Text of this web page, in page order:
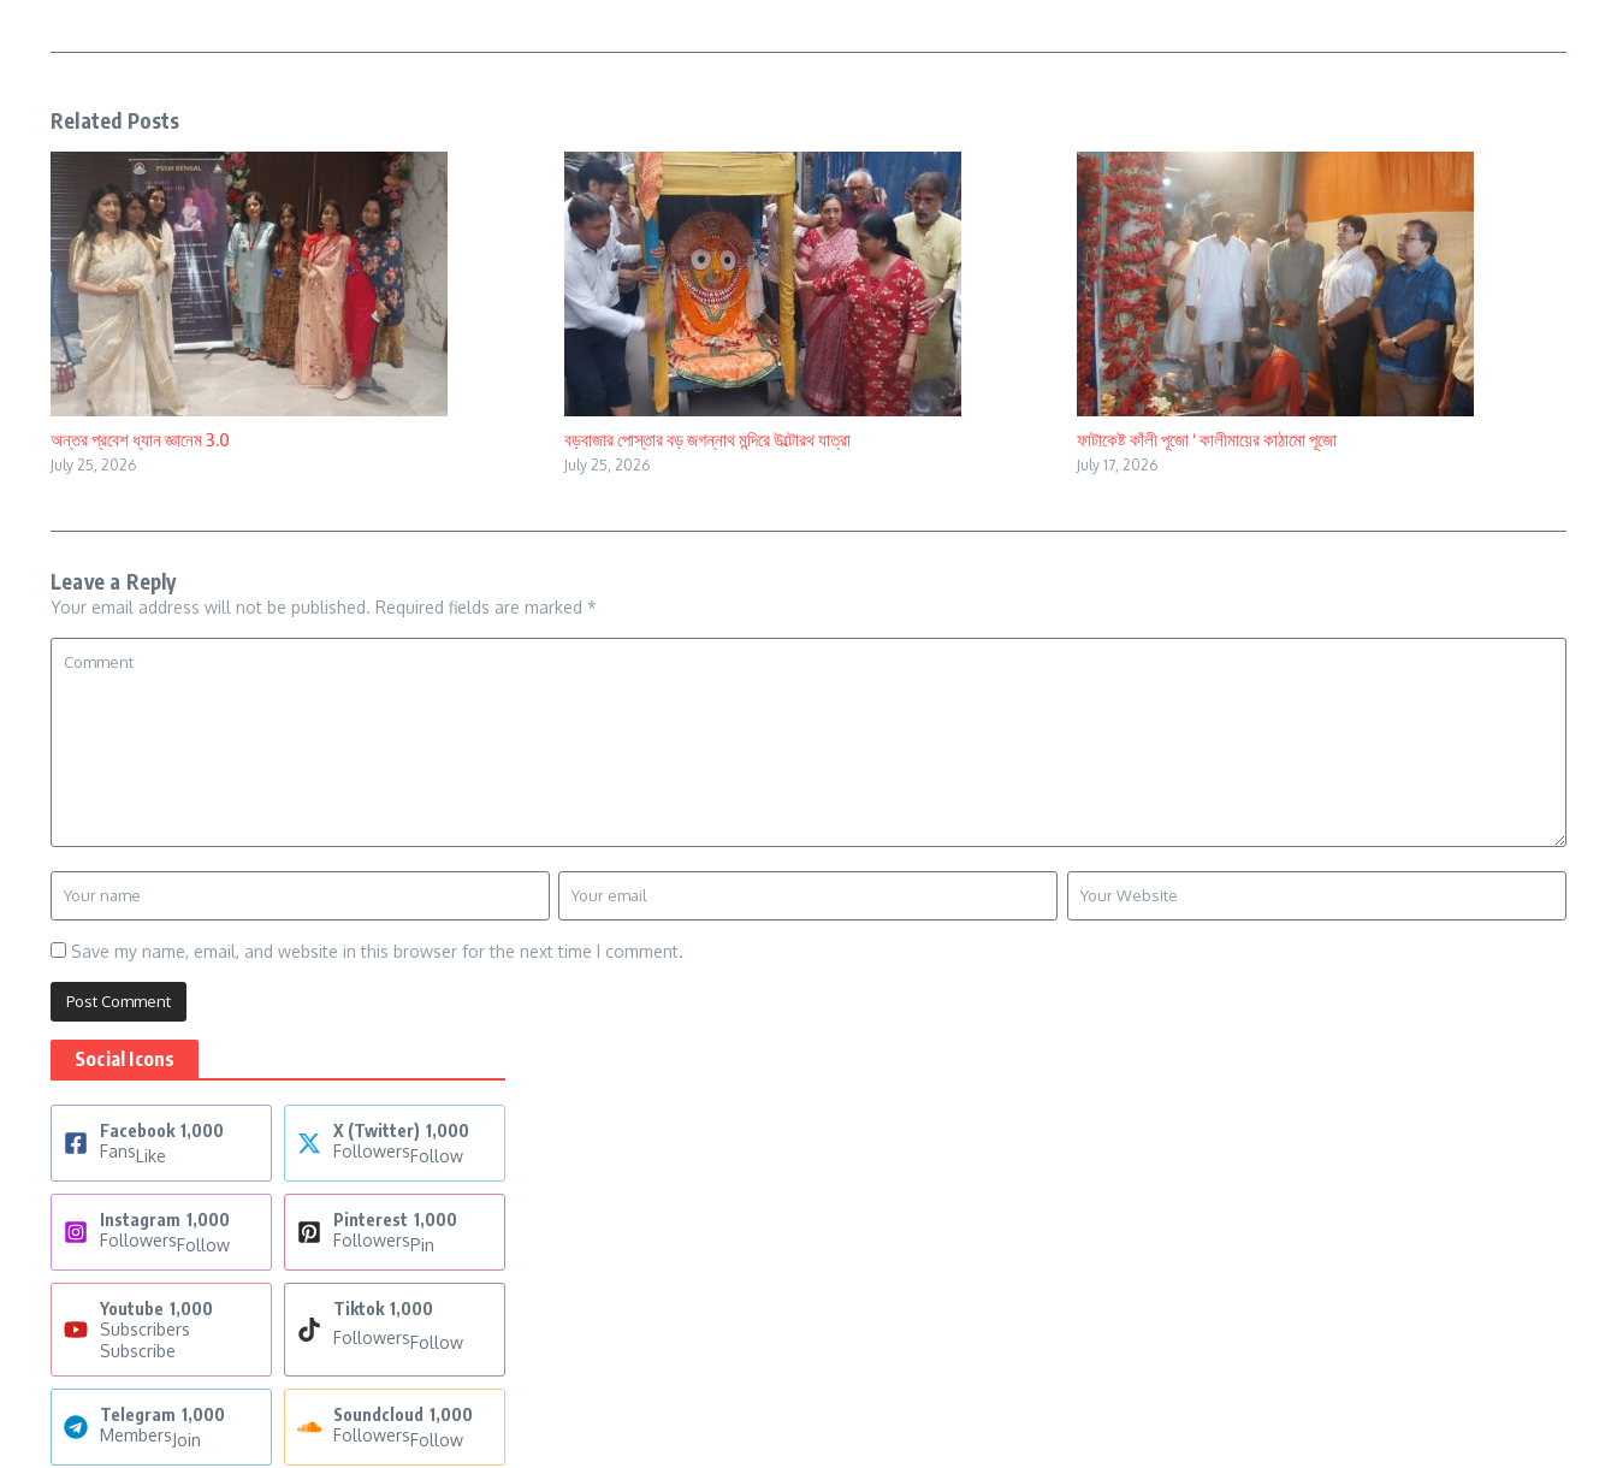
Related Posts
অন্তর প্রবেশ ধ্যান জ্ঞানেম 3.0
July 25, 2026
বড়বাজার পোস্তার বড় জগন্নাথ মন্দিরে উল্টোরথ যাত্রা
July 25, 2026
ফাটাকেষ্ট কাঁলী পূজো ‘ কালীমায়ের কাঠামো পূজো
July 17, 2026
Leave a Reply
Your email address will not be published. Required fields are marked *
Save my name, email, and website in this browser for the next time I comment.
Social Icons
Facebook 1,000
FansLike
X (Twitter) 1,000
FollowersFollow
Instagram 1,000
FollowersFollow
Pinterest 1,000
FollowersPin
Youtube 1,000
Subscribers
Subscribe
Tiktok 1,000
FollowersFollow
Telegram 1,000
MembersJoin
Soundcloud 1,000
FollowersFollow